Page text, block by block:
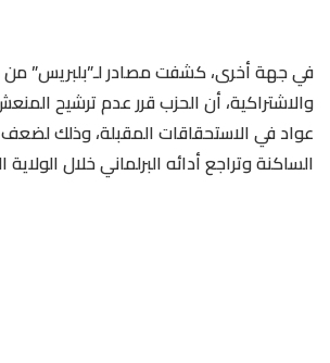
في جهة أخرى، كشفت مصادر لـ”بلبريس” من
والاشتراكية، أن الحزب قرر عدم ترشيح
عواد في الاستحقاقات المقبلة، وذلك
الساكنة وتراجع أدائه البرلماني خلال الولاية